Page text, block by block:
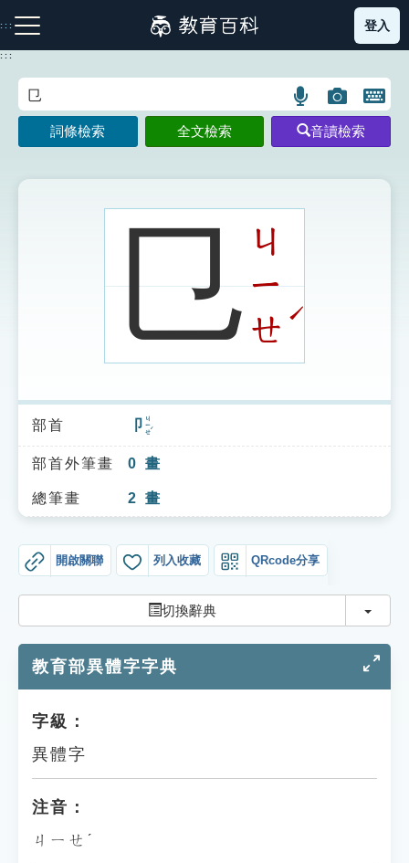
到
主
:::
注音索引圖示 筆畫索引圖示 部首索引表圖示
索引選單
知識索引
單字索引
遊戲專區
教學應用
貓頭鷹博士
登入
:::
語
言
搜
示
圖
片
搜
開
鍵
圖
詞條檢索 全文檢索 音讀檢索
㔾 ㄐ
ㄧ
ㄝ
ˊ
部首 卩 ㄐㄧㄝˊ
部首外筆畫 0 畫
總筆畫 2 畫
開啟關聯 列入收藏 QRcode分享
切換辭典 切換
教育部異體字字典
字級：
異體字
注音：
ㄐㄧㄝˊ